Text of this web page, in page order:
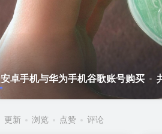
安卓手机与华为手机谷歌账号购买
更新 浏览 点赞 评论